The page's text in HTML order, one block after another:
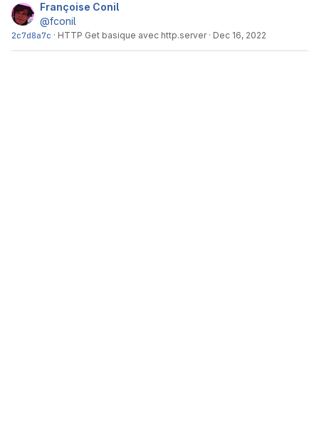
Françoise Conil
@fconil
2c7d8a7c · HTTP Get basique avec http.server · Dec 16, 2022